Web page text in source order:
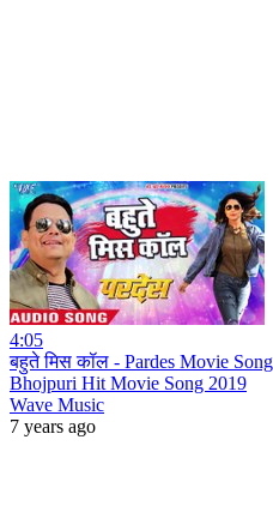
4:05
बहुते मिस कॉल - Pardes Movie
Bhojpuri Hit Movie Song 2019
Wave Music
7 years ago